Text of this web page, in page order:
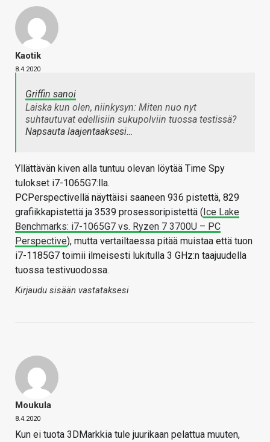
Kaotik
8.4.2020
Griffin sanoi
Laiska kun olen, niinkysyn: Miten nuo nyt
suhtautuvat edellisiin sukupolviin tuossa testissä?
Napsauta laajentaaksesi…
Yllättävän kiven alla tuntuu olevan löytää Time Spy
tulokset i7-1065G7:lla.
PCPerspectivellä näyttäisi saaneen 936 pistettä, 829
grafiikkapistettä ja 3539 prosessoripistettä (Ice Lake
Benchmarks: i7-1065G7 vs. Ryzen 7 3700U – PC
Perspective), mutta vertailtaessa pitää muistaa että tuon
i7-1185G7 toimii ilmeisesti lukitulla 3 GHz:n taajuudella
tuossa testivuodossa.
Kirjaudu sisään vastataksesi
Moukula
8.4.2020
Kun ei tuota 3DMarkkia tule juurikaan pelattua muuten,